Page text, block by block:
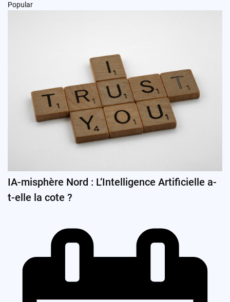
Popular
IA-misphère Nord : L’Intelligence Artificielle a-
t-elle la cote ?